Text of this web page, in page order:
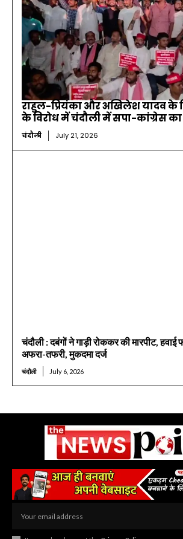
राहुल-प्रियंका और अखिलेश यादव के
के विरोध में चंदौली में सपा-कांग्रेस का
चंदौली July 21, 2026
चंदौली : दबंगों ने गाड़ी रोककर की मारपीट, हवाई
अफरा-तफरी, मुकदमा दर्ज
चंदौली July 6, 2026